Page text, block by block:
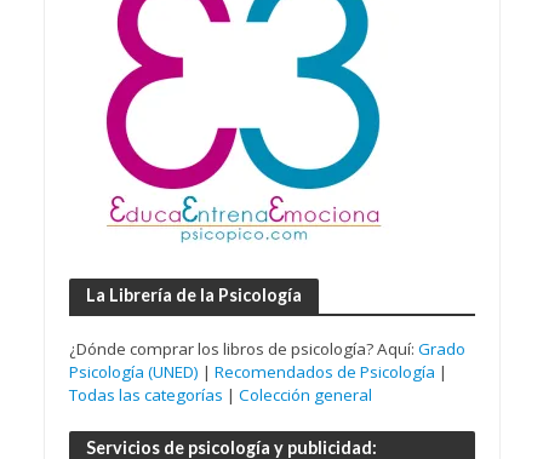
La Librería de la Psicología
¿Dónde comprar los libros de psicología? Aquí: Grado
Psicología (UNED) | Recomendados de Psicología |
Todas las categorías | Colección general
Servicios de psicología y publicidad: